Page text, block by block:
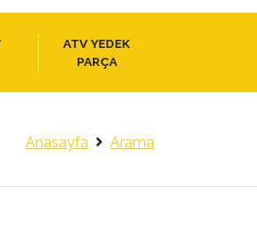
ATV YEDEK
PARÇA
Anasayfa Arama